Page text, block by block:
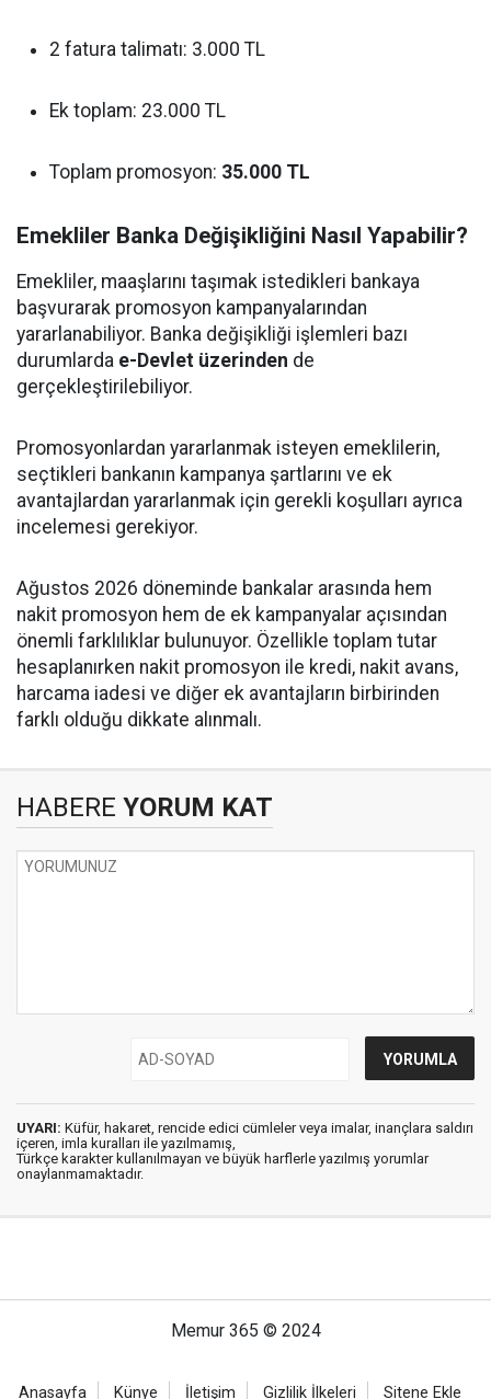
2 fatura talimatı: 3.000 TL
Ek toplam: 23.000 TL
Toplam promosyon: 35.000 TL
Emekliler Banka Değişikliğini Nasıl Yapabilir?
Emekliler, maaşlarını taşımak istedikleri bankaya
başvurarak promosyon kampanyalarından
yararlanabiliyor. Banka değişikliği işlemleri bazı
durumlarda e-Devlet üzerinden de
gerçekleştirilebiliyor.
Promosyonlardan yararlanmak isteyen emeklilerin,
seçtikleri bankanın kampanya şartlarını ve ek
avantajlardan yararlanmak için gerekli koşulları ayrıca
incelemesi gerekiyor.
Ağustos 2026 döneminde bankalar arasında hem
nakit promosyon hem de ek kampanyalar açısından
önemli farklılıklar bulunuyor. Özellikle toplam tutar
hesaplanırken nakit promosyon ile kredi, nakit avans,
harcama iadesi ve diğer ek avantajların birbirinden
farklı olduğu dikkate alınmalı.
HABERE YORUM KAT
UYARI: Küfür, hakaret, rencide edici cümleler veya imalar, inançlara saldırı
içeren, imla kuralları ile yazılmamış,
Türkçe karakter kullanılmayan ve büyük harflerle yazılmış yorumlar
onaylanmamaktadır.
Memur 365 © 2024
Anasayfa Künye İletişim Gizlilik İlkeleri Sitene Ekle